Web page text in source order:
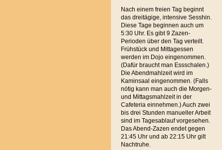
Nach einem freien Tag beginnt
das dreitägige, intensive Sesshin.
Diese Tage beginnen auch um
5:30 Uhr. Es gibt 9 Zazen-
Perioden über den Tag verteilt.
Frühstück und Mittagessen
werden im Dojo eingenommen.
(Dafür braucht man Essschalen.)
Die Abendmahlzeit wird im
Kaminsaal eingenommen. (Falls
nötig kann man auch die Morgen-
und Mittagsmahlzeit in der
Cafeteria einnehmen.) Auch zwei
bis drei Stunden manueller Arbeit
sind im Tagesablauf vorgesehen.
Das Abend-Zazen endet gegen
21:45 Uhr und ab 22:15 Uhr gilt
Nachtruhe.